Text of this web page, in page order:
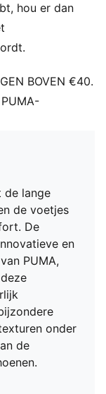
tussen de 0
hou er dan
BOVEN €40.
de lange
de voetjes
De
en
PUMA,
onder
de